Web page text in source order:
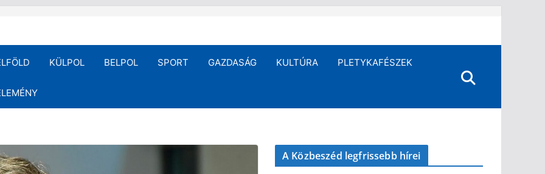
KÜLPOL BELPOL SPORT GAZDASÁG KULTÚRA PLETYKAFÉSZEK
A Közbeszéd legfrissebb hírei